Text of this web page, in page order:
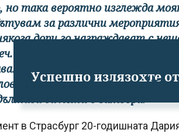
Успешно излязохте
но така вероятно изглежда
за различни
дори го награждават с
И я започвам със задължителна
да пътувам и по пътя чета
при които той лежи.
да лежи в затвора."
в Страсбург 20-годишната